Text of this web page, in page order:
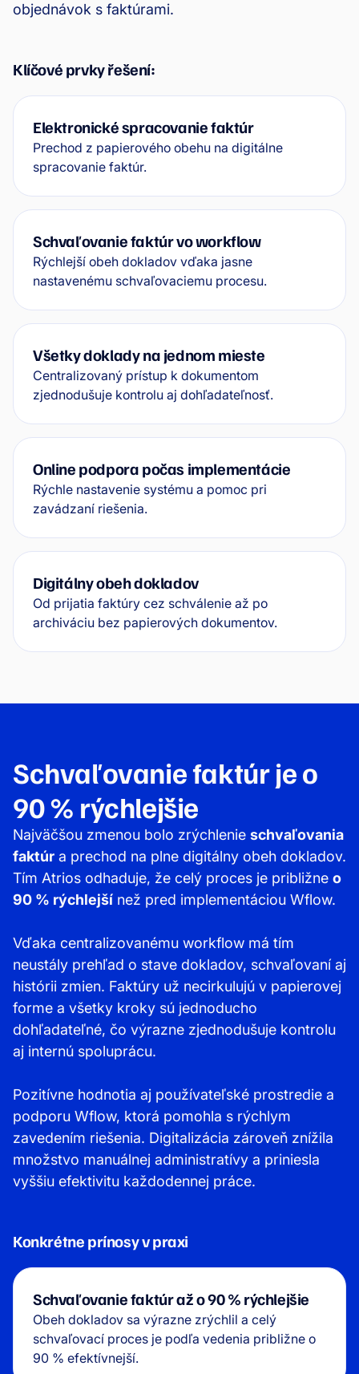
objednávok s faktúrami.
Klíčové prvky řešení:
Elektronické spracovanie faktúr
Prechod z papierového obehu na digitálne
spracovanie faktúr.
Schvaľovanie faktúr vo workflow
Rýchlejší obeh dokladov vďaka jasne
nastavenému schvaľovaciemu procesu.
Všetky doklady na jednom mieste
Centralizovaný prístup k dokumentom
zjednodušuje kontrolu aj dohľadateľnosť.
Online podpora počas implementácie
Rýchle nastavenie systému a pomoc pri
zavádzaní riešenia.
Digitálny obeh dokladov
Od prijatia faktúry cez schválenie až po
archiváciu bez papierových dokumentov.
Schvaľovanie faktúr je o
90 % rýchlejšie
Najväčšou zmenou bolo zrýchlenie schvaľovania
faktúr a prechod na plne digitálny obeh dokladov.
Tím Atrios odhaduje, že celý proces je približne o
90 % rýchlejší než pred implementáciou Wflow.
Vďaka centralizovanému workflow má tím
neustály prehľad o stave dokladov, schvaľovaní aj
histórii zmien. Faktúry už necirkulujú v papierovej
forme a všetky kroky sú jednoducho
dohľadateľné, čo výrazne zjednodušuje kontrolu
aj internú spoluprácu.
Pozitívne hodnotia aj používateľské prostredie a
podporu Wflow, ktorá pomohla s rýchlym
zavedením riešenia. Digitalizácia zároveň znížila
množstvo manuálnej administratívy a priniesla
vyššiu efektivitu každodennej práce.
Konkrétne prínosy v praxi
Schvaľovanie faktúr až o 90 % rýchlejšie
Obeh dokladov sa výrazne zrýchlil a celý
schvaľovací proces je podľa vedenia približne o
90 % efektívnejší.